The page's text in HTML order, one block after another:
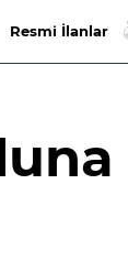
Resmi İlanlar